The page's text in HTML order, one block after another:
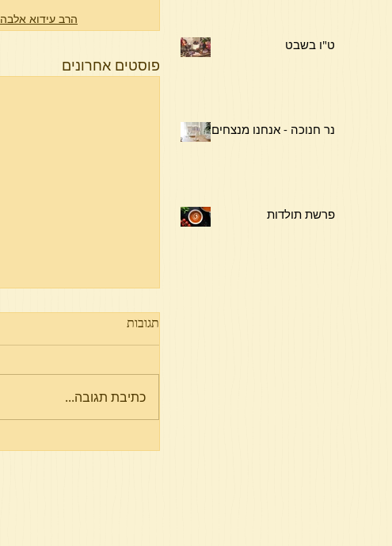
הרב עידוא אלבה
פוסטים אחרונים
תגובות
כתיבת תגובה...
ט"ו בשבט
נר חנוכה - אנחנו מנצחים !
פרשת תולדות